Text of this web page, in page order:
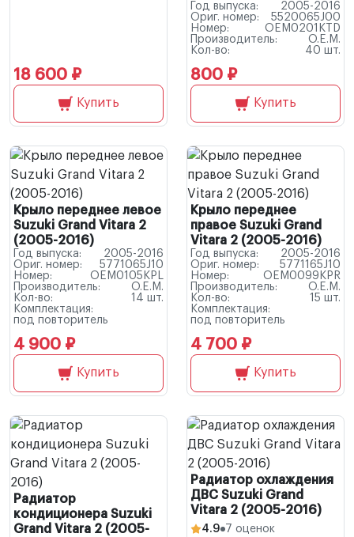
18 600 ₽
Купить
Год выпуска:
2005-2016
Ориг. номер:
5520065J00
Номер:
OEM0201KTD
Производитель:
O.E.M.
Кол-во:
40 шт.
800 ₽
Купить
Крыло переднее левое
Suzuki Grand Vitara 2
(2005-2016)
Год выпуска:
2005-2016
Ориг. номер:
5771065J10
Номер:
OEM0105KPL
Производитель:
O.E.M.
Кол-во:
14 шт.
Комплектация:
под повторитель
4 900 ₽
Купить
Крыло переднее
правое Suzuki Grand
Vitara 2 (2005-2016)
Год выпуска:
2005-2016
Ориг. номер:
5771165J10
Номер:
OEM0099KPR
Производитель:
O.E.M.
Кол-во:
15 шт.
Комплектация:
под повторитель
4 700 ₽
Купить
Радиатор
кондиционера Suzuki
Grand Vitara 2 (2005-
Радиатор охлаждения
ДВС Suzuki Grand
Vitara 2 (2005-2016)
4.9
7 оценок